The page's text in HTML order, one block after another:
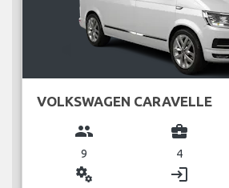
VOLKSWAGEN CARAVELLE
group
9
business_center
4
miscellaneous_services login